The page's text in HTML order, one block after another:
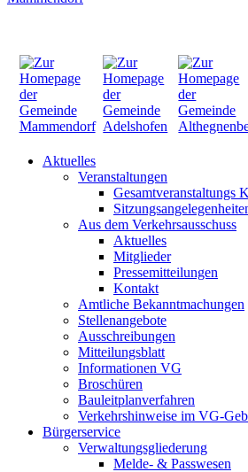
Aktuelles
Veranstaltungen
Gesamtveranstaltungs
Aus dem Verkehrsausschuss
Aktuelles
Mitglieder
Pressemitteilungen
Kontakt
Amtliche Bekanntmachungen
Stellenangebote
Ausschreibungen
Mitteilungsblatt
Informationen VG
Broschüren
Bauleitplanverfahren
Verkehrshinweise im VG-
Bürgerservice
Verwaltungsgliederung
Melde- & Passwesen